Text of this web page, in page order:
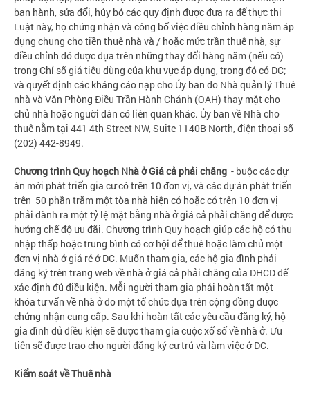
ban hành, sửa đổi, hủy bỏ các quy định được đưa ra để thực thi
Luật này, họ chứng nhận và công bố việc điều chỉnh hàng năm áp
dụng chung cho tiền thuê nhà và / hoặc mức trần thuê nhà, sự
điều chỉnh đó được dựa trên những thay đổi hàng năm (nếu có)
trong Chỉ số giá tiêu dùng của khu vực áp dụng, trong đó có DC;
và quyết định các kháng cáo nạp cho Ủy ban do Nhà quản lý Thuê
nhà và Văn Phòng Điều Trần Hành Chánh (OAH) thay mặt cho
chủ nhà hoặc người dân có liên quan khác. Ủy ban về Nhà cho
thuê nằm tại 441 4th Street NW, Suite 1140B North, điện thoại số
(202) 442-8949.
Chương trình Quy hoạch Nhà ở Giá cả phải chăng - buộc các dự
án mới phát triển gia cư có trên 10 đơn vị, và các dự án phát triển
trên 50 phần trăm một tòa nhà hiện có hoặc có trên 10 đơn vị
phải dành ra một tỷ lệ mặt bằng nhà ở giá cả phải chăng để được
hưởng chế độ ưu đãi. Chương trình Quy hoạch giúp các hộ có thu
nhập thấp hoặc trung bình có cơ hội để thuê hoặc làm chủ một
đơn vị nhà ở giá rẻ ở DC. Muốn tham gia, các hộ gia đình phải
đăng ký trên trang web về nhà ở giá cả phải chăng của DHCD để
xác định đủ điều kiện. Mỗi người tham gia phải hoàn tất một
khóa tư vấn về nhà ở do một tổ chức dựa trên cộng đồng được
chứng nhận cung cấp. Sau khi hoàn tất các yêu cầu đăng ký, hộ
gia đình đủ điều kiện sẽ được tham gia cuộc xổ số về nhà ở. Ưu
tiên sẽ được trao cho người đăng ký cư trú và làm việc ở DC.
Kiểm soát về Thuê nhà